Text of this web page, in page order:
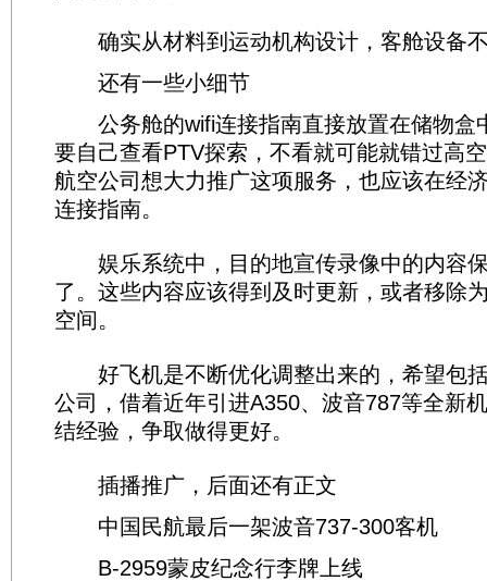
确实从材料到运动机构设计，客舱设备
还有一些小细节
公务舱的wifi连接指南直接放置在储物盒
要自己查看PTV探索，不看就可能就错过高
航空公司想大力推广这项服务，也应该在经
连接指南。
娱乐系统中，目的地宣传录像中的内容
了。这些内容应该得到及时更新，或者移除
空间。
好飞机是不断优化调整出来的，希望包
公司，借着近年引进A350、波音787等全新
结经验，争取做得更好。
插播推广，后面还有正文
中国民航最后一架波音737-300客机
B-2959蒙皮纪念行李牌上线